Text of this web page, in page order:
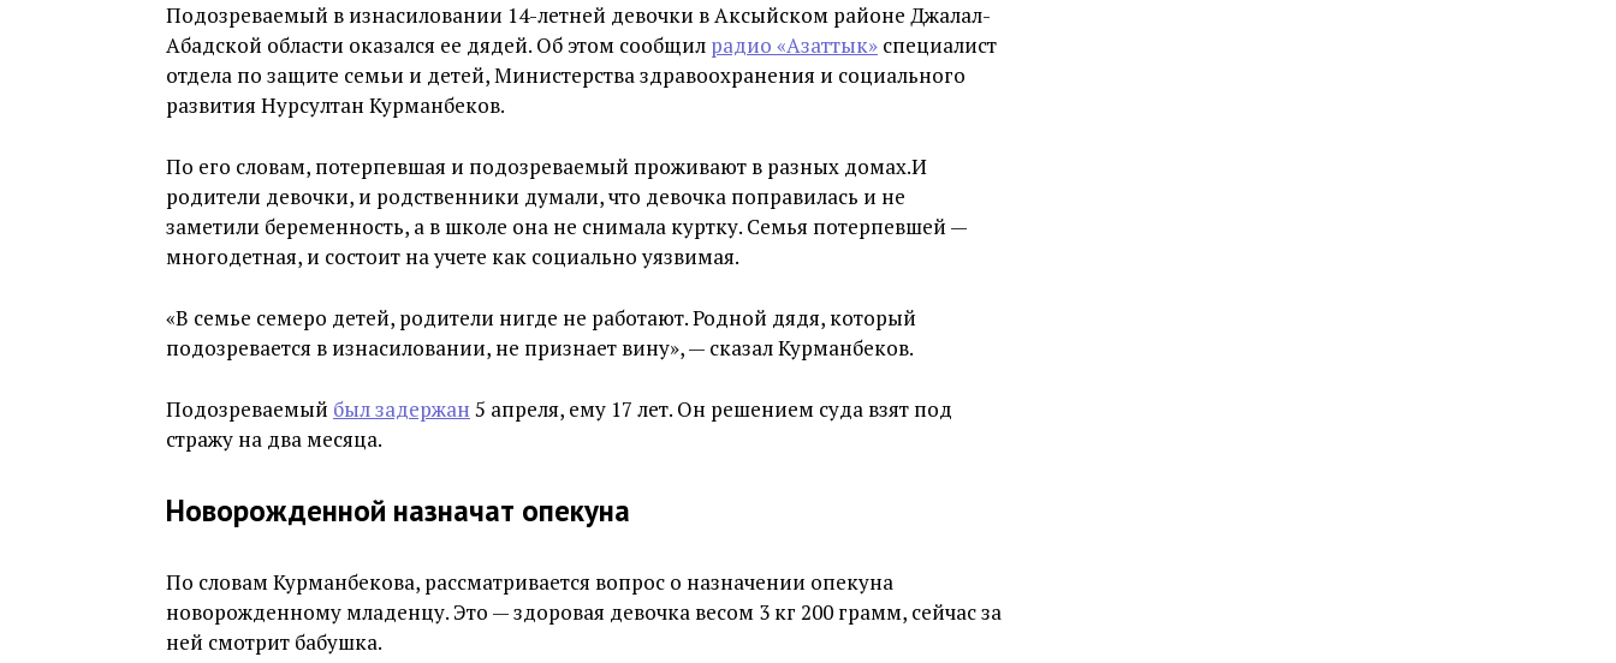
Подозреваемый в изнасиловании 14-летней девочки в Аксыйском районе Джалал-
Абадской области оказался ее дядей. Об этом сообщил радио «Азаттык» специалист
отдела по защите семьи и детей, Министерства здравоохранения и социального
развития Нурсултан Курманбеков.
По его словам, потерпевшая и подозреваемый проживают в разных домах.И
родители девочки, и родственники думали, что девочка поправилась и не
заметили беременность, а в школе она не снимала куртку. Семья потерпевшей —
многодетная, и состоит на учете как социально уязвимая.
«В семье семеро детей, родители нигде не работают. Родной дядя, который
подозревается в изнасиловании, не признает вину», — сказал Курманбеков.
Подозреваемый был задержан 5 апреля, ему 17 лет. Он решением суда взят под
стражу на два месяца.
Новорожденной назначат опекуна
По словам Курманбекова, рассматривается вопрос о назначении опекуна
новорожденному младенцу. Это — здоровая девочка весом 3 кг 200 грамм, сейчас за
ней смотрит бабушка.